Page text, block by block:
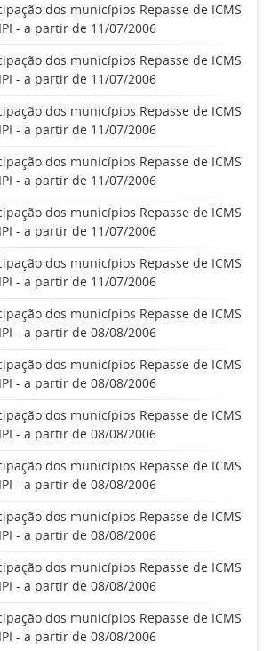
dos municípios Repasse de ICMS
- a partir de 11/07/2006
dos municípios Repasse de ICMS
- a partir de 11/07/2006
dos municípios Repasse de ICMS
- a partir de 11/07/2006
dos municípios Repasse de ICMS
- a partir de 11/07/2006
dos municípios Repasse de ICMS
- a partir de 11/07/2006
dos municípios Repasse de ICMS
- a partir de 11/07/2006
dos municípios Repasse de ICMS
- a partir de 08/08/2006
dos municípios Repasse de ICMS
- a partir de 08/08/2006
dos municípios Repasse de ICMS
- a partir de 08/08/2006
dos municípios Repasse de ICMS
- a partir de 08/08/2006
dos municípios Repasse de ICMS
- a partir de 08/08/2006
dos municípios Repasse de ICMS
- a partir de 08/08/2006
dos municípios Repasse de ICMS
- a partir de 08/08/2006